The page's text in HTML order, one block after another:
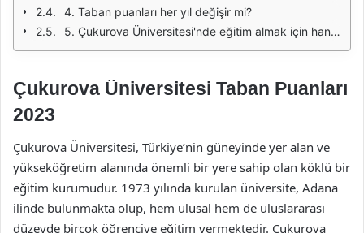
4. Taban puanları her yıl değişir mi?
5. Çukurova Üniversitesi'nde eğitim almak için hangi şartlar gereklidir?
Çukurova Üniversitesi Taban Puanları
2023
Çukurova Üniversitesi, Türkiye’nin güneyinde yer alan ve
yükseköğretim alanında önemli bir yere sahip olan köklü bir
eğitim kurumudur. 1973 yılında kurulan üniversite, Adana
ilinde bulunmakta olup, hem ulusal hem de uluslararası
düzeyde birçok öğrenciye eğitim vermektedir. Çukurova